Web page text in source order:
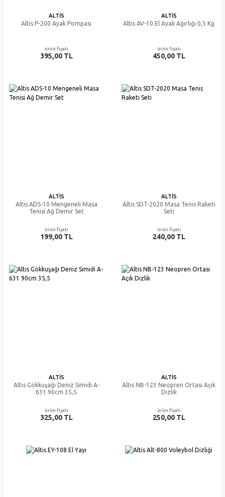
ALTIS
Altis P-200 Ayak Pompası
ürün fiyatı
395,00 TL
ALTIS
Altis AV-10 El Ayak Ağırlığı 0,5 Kg
ürün fiyatı
450,00 TL
ALTIS
Altis ADS-10 Mengeneli Masa
Tenisi Ağ Demir Set
ürün fiyatı
199,00 TL
ALTIS
Altis SDT-2020 Masa Tenis Raketi
Seti
ürün fiyatı
240,00 TL
ALTIS
Altıs Gökkuşağı Deniz Simidi A-
631 90cm 35,5
ürün fiyatı
325,00 TL
ALTIS
Altis NB-123 Neopren Ortası Açık
Dizlik
ürün fiyatı
250,00 TL